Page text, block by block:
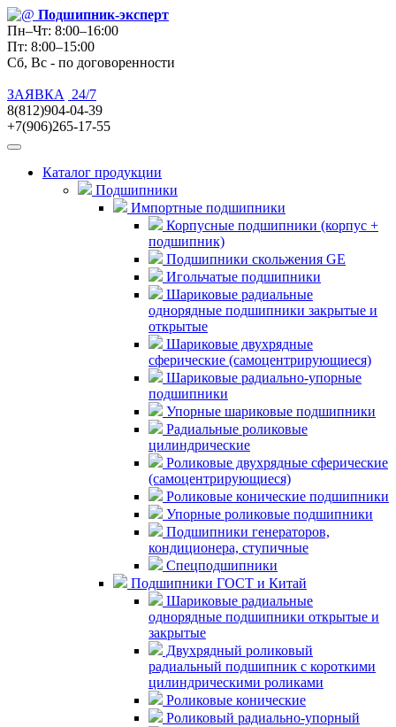
Подшипник-эксперт
Пн–Чт: 8:00–16:00
Пт: 8:00–15:00
Сб, Вс - по договоренности
ЗАЯВКА
24/7
8(812)904-04-39
+7(906)265-17-55
Каталог продукции
Подшипники
Импортные подшипники
Корпусные подшипники (корпус +
подшипник)
Подшипники скольжения GE
Игольчатые подшипники
Шариковые радиальные
однорядные подшипники закрытые и
открытые
Шариковые двухрядные
сферические (самоцентрирующиеся)
Шариковые радиально-упорные
подшипники
Упорные шариковые подшипники
Радиальные роликовые
цилиндрические
Роликовые двухрядные сферические
(самоцентрирующиеся)
Роликовые конические подшипники
Упорные роликовые подшипники
Подшипники генераторов,
кондиционера, ступичные
Спецподшипники
Подшипники ГОСТ и Китай
Шариковые радиальные
однорядные подшипники открытые и
закрытые
Двухрядный роликовый
радиальный подшипник с короткими
цилиндрическими роликами
Роликовые конические
Роликовый радиально-упорный